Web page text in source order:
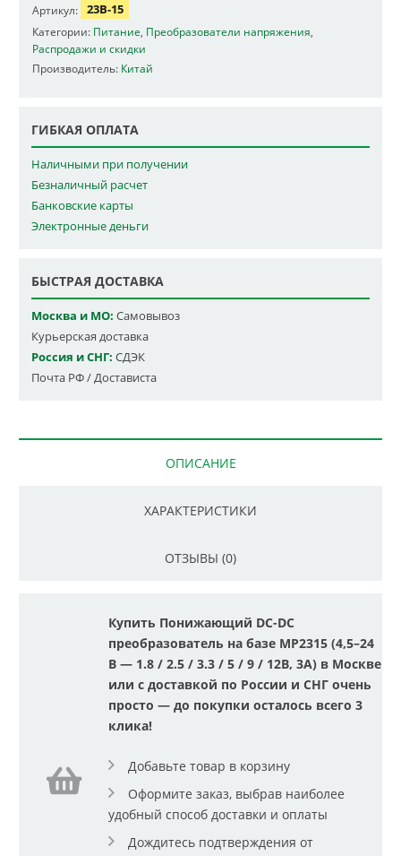
Артикул: 23B-15
Категории: Питание Преобразователи напряжения
Распродажи и скидки
Производитель: Китай
ГИБКАЯ ОПЛАТА
Наличными при получении
Безналичный расчет
Банковские карты
Электронные деньги
БЫСТРАЯ ДОСТАВКА
Москва и МО: Самовывоз
Курьерская доставка
Россия и СНГ: СДЭК
Почта РФ / Достависта
ОПИСАНИЕ
ХАРАКТЕРИСТИКИ
ОТЗЫВЫ (0)
Купить Понижающий DC-DC
преобразователь на базе MP2315 (4,5–24
В — 1.8 / 2.5 / 3.3 / 5 / 9 / 12В, 3А) в Москве
или с доставкой по России и СНГ очень
просто — до покупки осталось всего 3
клика!
Добавьте товар в корзину
Оформите заказ, выбрав наиболее
удобный способ доставки и оплаты
Дождитесь подтверждения от